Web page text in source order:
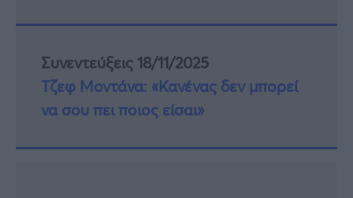
Συνεντεύξεις 18/11/2025
Τζεφ Μοντάνα: «Κανένας δεν μπορεί
να σου πει ποιος είσαι»